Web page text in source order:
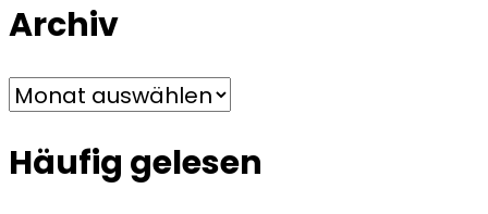
Archiv
Archiv
Häufig gelesen